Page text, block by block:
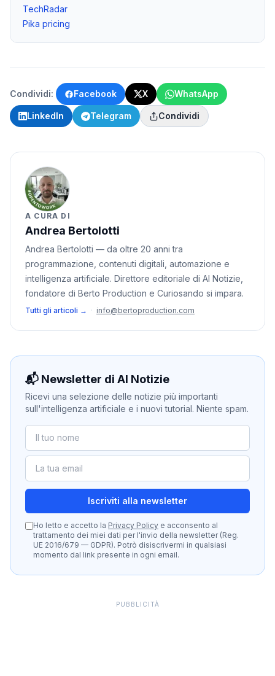
TechRadar
Pika pricing
Condividi: Facebook X WhatsApp
LinkedIn Telegram Condividi
A CURA DI
Andrea Bertolotti
Andrea Bertolotti — da oltre 20 anni tra
programmazione, contenuti digitali, automazione e
intelligenza artificiale. Direttore editoriale di AI Notizie,
fondatore di Berto Production e Curiosando si impara.
Tutti gli articoli → · info@bertoproduction.com
📬 Newsletter di AI Notizie
Ricevi una selezione delle notizie più importanti
sull'intelligenza artificiale e i nuovi tutorial. Niente spam.
Iscriviti alla newsletter
Ho letto e accetto la Privacy Policy e acconsento al
trattamento dei miei dati per l'invio della newsletter (Reg.
UE 2016/679 — GDPR). Potrò disiscrivermi in qualsiasi
momento dal link presente in ogni email.
PUBBLICITÀ